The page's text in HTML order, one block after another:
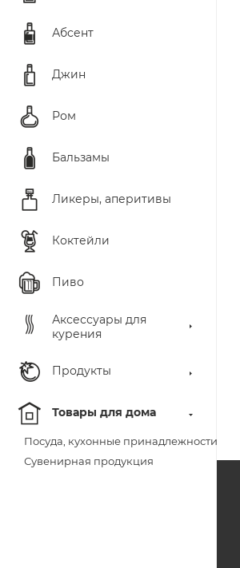
Абсент
Джин
Ром
Бальзамы
Ликеры, аперитивы
Коктейли
Пиво
Аксессуары для
курения
Продукты
Товары для дома
Посуда, кухонные принадлежности
Сувенирная продукция